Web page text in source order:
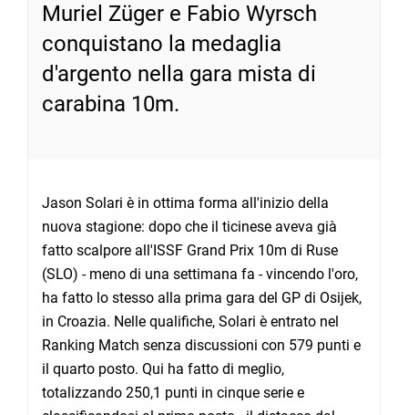
Muriel Züger e Fabio Wyrsch
conquistano la medaglia
d'argento nella gara mista di
carabina 10m.
Jason Solari è in ottima forma all'inizio della
nuova stagione: dopo che il ticinese aveva già
fatto scalpore all'ISSF Grand Prix 10m di Ruse
(SLO) - meno di una settimana fa - vincendo l'oro,
ha fatto lo stesso alla prima gara del GP di Osijek,
in Croazia. Nelle qualifiche, Solari è entrato nel
Ranking Match senza discussioni con 579 punti e
il quarto posto. Qui ha fatto di meglio,
totalizzando 250,1 punti in cinque serie e